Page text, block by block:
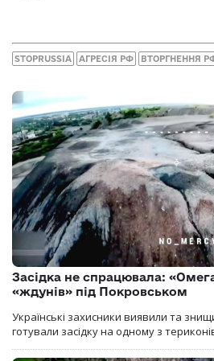
STOPRUSSIA АГРЕСІЯ РФ ВТОРГНЕННЯ
Засідка не спрацювала:
«ждунів» під Покровськом
Українські захисники виявили та
готували засідку на одному з